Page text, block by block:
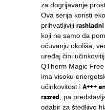
za dogrijavanje
Ova serija koristi
prihvatljiviji
koji ne samo da
očuvanju okoliša,
uređaj čini
QTherm Magic
ima visoku
učinkovitost i A+++
razred, pa
odabir za štedljivo